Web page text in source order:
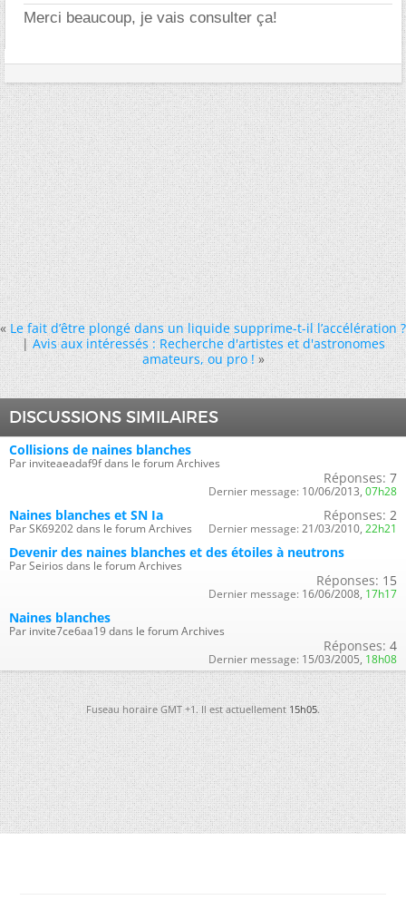
Merci beaucoup, je vais consulter ça!
« Le fait d’être plongé dans un liquide supprime-t-il l’accélération ?
|Avis aux intéressés : Recherche d'artistes et d'astronomes
amateurs, ou pro ! »
DISCUSSIONS SIMILAIRES
Collisions de naines blanches
Par inviteaeadaf9f dans le forum Archives
Réponses: 7
Dernier message: 10/06/2013, 07h28
Naines blanches et SN Ia
Par SK69202 dans le forum Archives
Réponses: 2
Dernier message: 21/03/2010, 22h21
Devenir des naines blanches et des étoiles à neutrons
Par Seirios dans le forum Archives
Réponses: 15
Dernier message: 16/06/2008, 17h17
Naines blanches
Par invite7ce6aa19 dans le forum Archives
Réponses: 4
Dernier message: 15/03/2005, 18h08
Fuseau horaire GMT +1. Il est actuellement15h05.